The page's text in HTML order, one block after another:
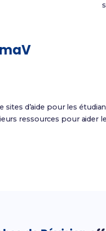
d’aide pour les
ressources pour aider